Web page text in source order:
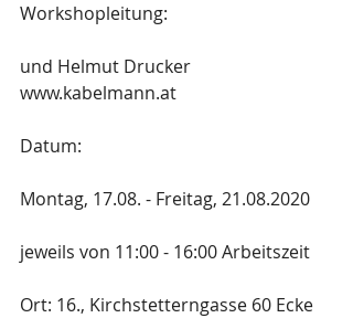
Workshopleitung:
und Helmut Drucker
www.kabelmann.at
Datum:
Montag, 17.08. - Freitag, 21.08.2020
jeweils von 11:00 - 16:00 Arbeitszeit
Ort: 16., Kirchstetterngasse 60 Ecke